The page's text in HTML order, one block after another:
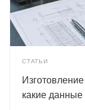
СТАТЬИ
какие